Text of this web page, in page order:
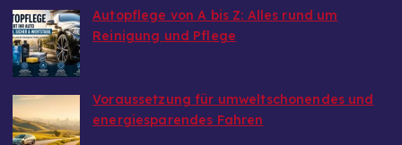
Autopflege von A bis Z: Alles rund um
Reinigung und Pflege
Voraussetzung für umweltschonendes und
energiesparendes Fahren